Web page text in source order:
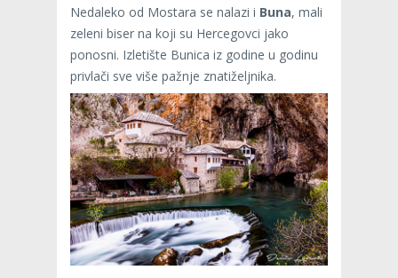
Nedaleko od Mostara se nalazi i Buna, mali
zeleni biser na koji su Hercegovci jako
ponosni. Izletište Bunica iz godine u godinu
privlači sve više pažnje znatiželjnika.